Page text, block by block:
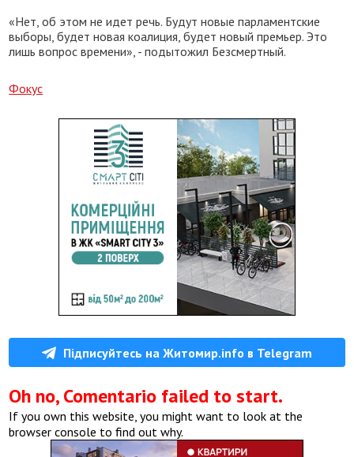
«Нет, об этом не идет речь. Будут новые парламентские
выборы, будет новая коалиция, будет новый премьер. Это
лишь вопрос времени», - подытожил Безсмертный.
Фокус
Підписуйтесь на Житомир.info в Telegram
Oh no, Comentario failed to start.
If you own this website, you might want to look at the
browser console to find out why.